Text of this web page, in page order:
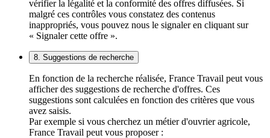
vérifier la légalité et la conformité des offres diffusées. Si
malgré ces contrôles vous constatez des contenus
inappropriés, vous pouvez nous le signaler en cliquant sur
« Signaler cette offre ».
8. Suggestions de recherche
En fonction de la recherche réalisée, France Travail peut vous
afficher des suggestions de recherche d'offres. Ces
suggestions sont calculées en fonction des critères que vous
avez saisis.
Par exemple si vous cherchez un métier d'ouvrier agricole,
France Travail peut vous proposer :